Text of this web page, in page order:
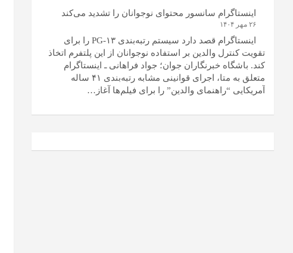
اینستاگرام سانسور محتوای نوجوانان را تشدید می‌کند
۲۶ مهر ۱۴۰۴
اینستاگرام قصد دارد سیستم رتبه‌بندی PG-۱۳ را برای
تقویت کنترل والدین بر استفاده نوجوانان از این پلتفرم اتخاذ
کند. باشگاه خبرنگاران جوان؛ جواد فراهانی ـ اینستاگرام
متعلق به متا، اجرای قوانینی مشابه رتبه‌بندی ۴۱ ساله
آمریکایی “راهنمای والدین” را برای فیلم‌ها آغاز…